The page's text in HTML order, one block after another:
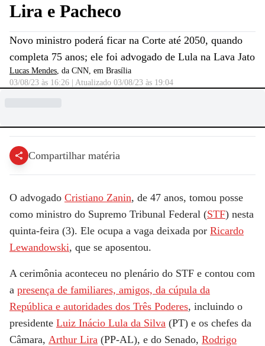
Lira e Pacheco
Novo ministro poderá ficar na Corte até 2050, quando
completa 75 anos; ele foi advogado de Lula na Lava Jato
Lucas Mendes, da CNN, em Brasília
03/08/23 às 16:26
Atualizado 03/08/23 às 19:04
Compartilhar matéria
O advogado Cristiano Zanin, de 47 anos, tomou posse
como ministro do Supremo Tribunal Federal (STF) nesta
quinta-feira (3). Ele ocupa a vaga deixada por Ricardo
Lewandowski, que se aposentou.
A cerimônia aconteceu no plenário do STF e contou com
a presença de familiares, amigos, da cúpula da
República e autoridades dos Três Poderes, incluindo o
presidente Luiz Inácio Lula da Silva (PT) e os chefes da
Câmara, Arthur Lira (PP-AL), e do Senado, Rodrigo